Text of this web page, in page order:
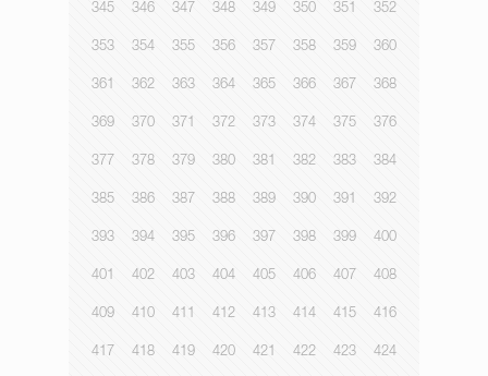
345 346 347 348 349 350 351 352
353 354 355 356 357 358 359 360
361 362 363 364 365 366 367 368
369 370 371 372 373 374 375 376
377 378 379 380 381 382 383 384
385 386 387 388 389 390 391 392
393 394 395 396 397 398 399 400
401 402 403 404 405 406 407 408
409 410 411 412 413 414 415 416
417 418 419 420 421 422 423 424